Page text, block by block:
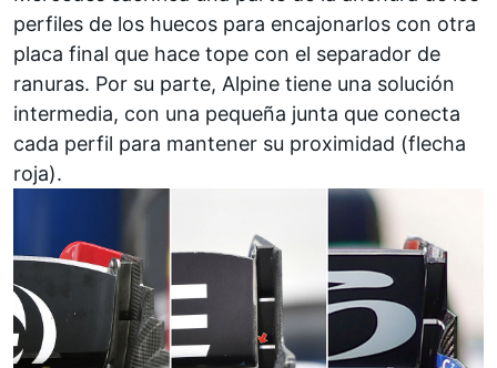
perfiles de los huecos para encajonarlos con otra
placa final que hace tope con el separador de
ranuras. Por su parte, Alpine tiene una solución
intermedia, con una pequeña junta que conecta
cada perfil para mantener su proximidad (flecha
roja).